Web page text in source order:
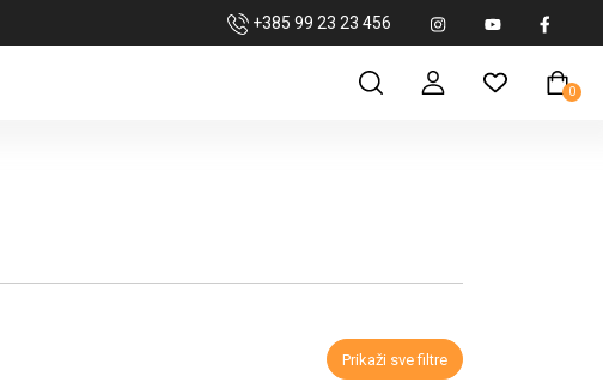
+385 99 23 23 456
0
Prikaži sve filtre